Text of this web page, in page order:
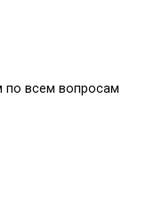
по всем вопросам